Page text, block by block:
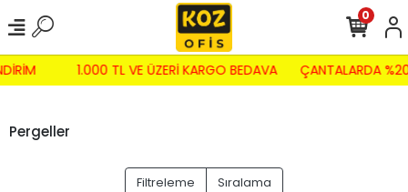
1.000 TL VE ÜZERİ KARGO BEDAVA ÇANTALARDA
0
Pergeller
Filtreleme Sıralama